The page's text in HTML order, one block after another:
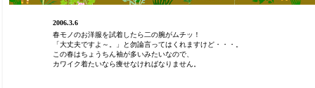
2006.3.6
春モノのお洋服を試着したら二の腕がムチッ！
「大丈夫ですよ～。」と勿論言ってはくれますけど・・・。
この春はちょうちん袖が多いみたいなので、
カワイク着たいなら痩せなければなりません。